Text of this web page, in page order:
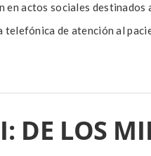
actos sociales
telefónica de atención al
DE LOS